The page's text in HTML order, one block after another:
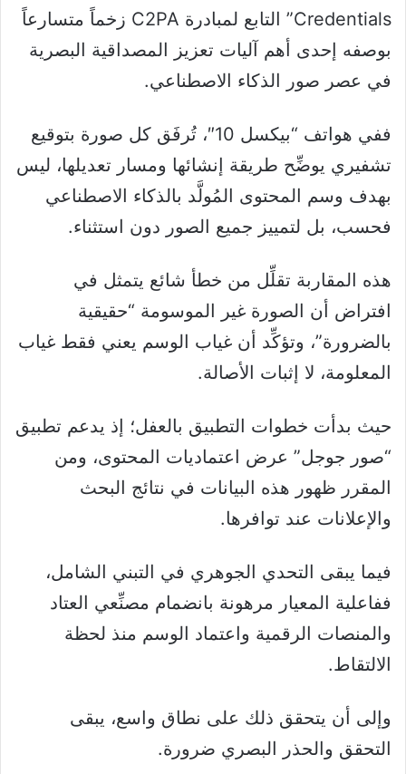
Credentials” التابع لمبادرة C2PA زخماً متسارعاً
بوصفه إحدى أهم آليات تعزيز المصداقية البصرية
في عصر صور الذكاء الاصطناعي.
ففي هواتف “بيكسل 10″، تُرفَق كل صورة بتوقيع
تشفيري يوضِّح طريقة إنشائها ومسار تعديلها، ليس
بهدف وسم المحتوى المُولَّد بالذكاء الاصطناعي
فحسب، بل لتمييز جميع الصور دون استثناء.
هذه المقاربة تقلِّل من خطأ شائع يتمثل في
افتراض أن الصورة غير الموسومة “حقيقية
بالضرورة”، وتؤكِّد أن غياب الوسم يعني فقط غياب
المعلومة، لا إثبات الأصالة.
حيث بدأت خطوات التطبيق بالعفل؛ إذ يدعم تطبيق
“صور جوجل” عرض اعتماديات المحتوى، ومن
المقرر ظهور هذه البيانات في نتائج البحث
والإعلانات عند توافرها.
فيما يبقى التحدي الجوهري في التبني الشامل،
ففاعلية المعيار مرهونة بانضمام مصنِّعي العتاد
والمنصات الرقمية واعتماد الوسم منذ لحظة
الالتقاط.
وإلى أن يتحقق ذلك على نطاق واسع، يبقى
التحقق والحذر البصري ضرورة.